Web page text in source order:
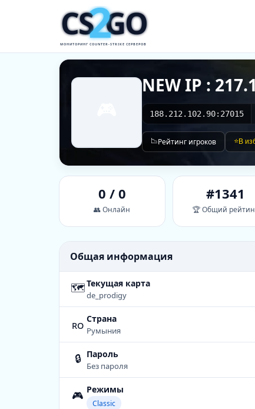
CS GO
2
МОНИТОРИНГ COUNTER-STRIKE СЕРВЕРОВ
NEW IP :
188.212.102.90:27015
📉Рейтинг игроков ⭐В
0 / 0
👥 Онлайн
#1341
🏆 Общий
Общая информация
🗺Текущая карта
de_prodigy
ro Страна
Румыния
🔒 Пароль
Без пароля
🎮 Режимы
Classic